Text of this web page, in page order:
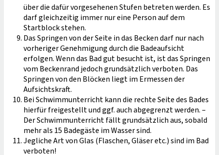
über die dafür vorgesehenen Stufen betreten werden. Es
darf gleichzeitig immer nur eine Person auf dem
Startblock stehen.
Das Springen von der Seite in das Becken darf nur nach
vorheriger Genehmigung durch die Badeaufsicht
erfolgen. Wenn das Bad gut besucht ist, ist das Springen
vom Beckenrand jedoch grundsätzlich verboten. Das
Springen von den Blöcken liegt im Ermessen der
Aufsichtskraft.
Bei Schwimmunterricht kann die rechte Seite des Bades
hierfür freigestellt und ggf. auch abgegrenzt werden. –
Der Schwimmunterricht fällt grundsätzlich aus, sobald
mehr als 15 Badegäste im Wasser sind.
Jegliche Art von Glas (Flaschen, Gläser etc.) sind im Bad
verboten!